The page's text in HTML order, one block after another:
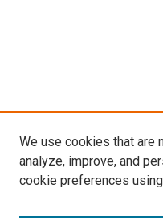
We use cookies that are
analyze, improve, and
cookie preferences